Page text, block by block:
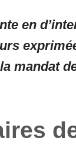
en
mandat